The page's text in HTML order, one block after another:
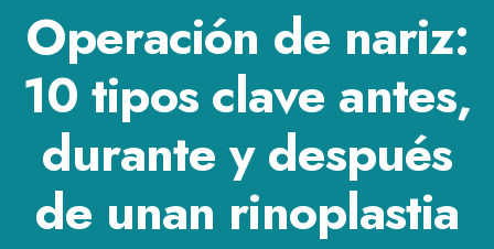
Operación de nariz:
10 tipos clave antes,
durante y después
de unan rinoplastia